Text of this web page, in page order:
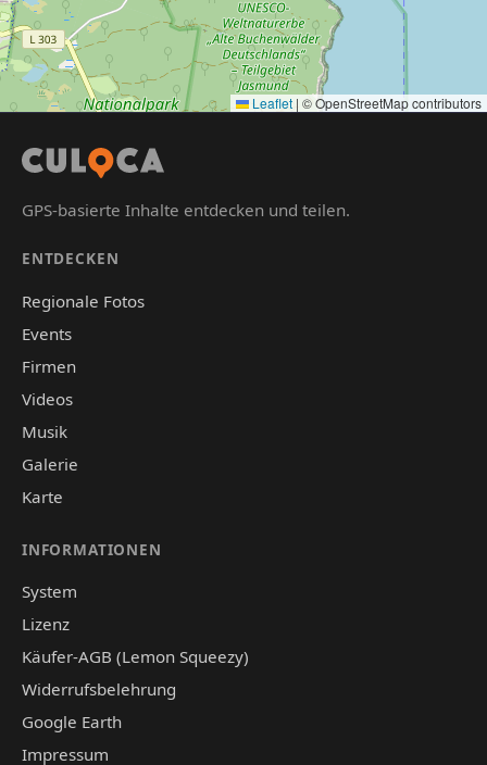
Leaflet | © OpenStreetMap contributors
GPS-basierte Inhalte entdecken und teilen.
ENTDECKEN
Regionale Fotos
Events
Firmen
Videos
Musik
Galerie
Karte
INFORMATIONEN
System
Lizenz
Käufer-AGB (Lemon Squeezy)
Widerrufsbelehrung
Google Earth
Impressum